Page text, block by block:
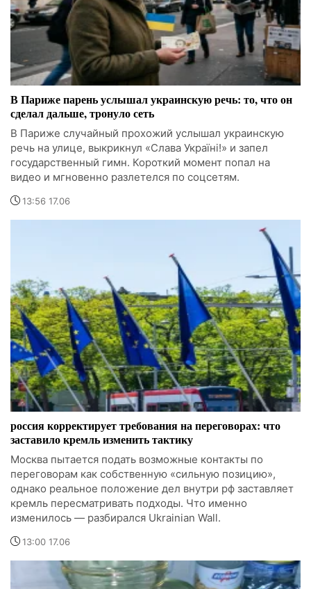
В Париже парень услышал украинскую речь: то, что он
сделал дальше, тронуло сеть
В Париже случайный прохожий услышал украинскую
речь на улице, выкрикнул «Слава Україні!» и запел
государственный гимн. Короткий момент попал на
видео и мгновенно разлетелся по соцсетям.
13:56 17.06
россия корректирует требования на переговорах: что
заставило кремль изменить тактику
Москва пытается подать возможные контакты по
переговорам как собственную «сильную позицию»,
однако реальное положение дел внутри рф заставляет
кремль пересматривать подходы. Что именно
изменилось — разбирался Ukrainian Wall.
13:00 17.06